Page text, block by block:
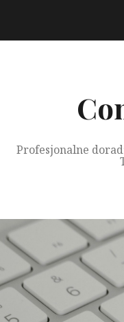
treści
Profesjonalne